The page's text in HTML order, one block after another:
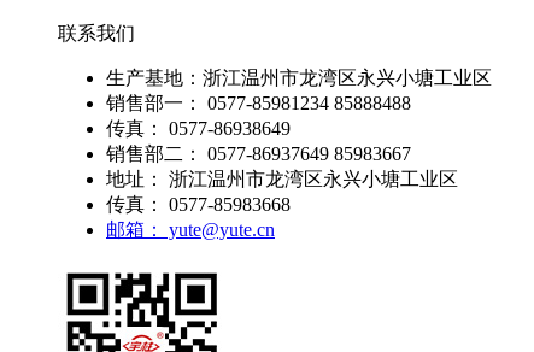
联系我们
生产基地：浙江温州市龙湾区永兴小塘工业区
销售部一： 0577-85981234 85888488
传真： 0577-86938649
销售部二： 0577-86937649 85983667
地址： 浙江温州市龙湾区永兴小塘工业区
传真： 0577-85983668
邮箱： yute@yute.cn